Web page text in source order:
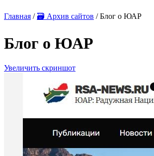
Главная / 🗃 Архив сайтов / Блог о ЮАР
Блог о ЮАР
Увеличить скриншот